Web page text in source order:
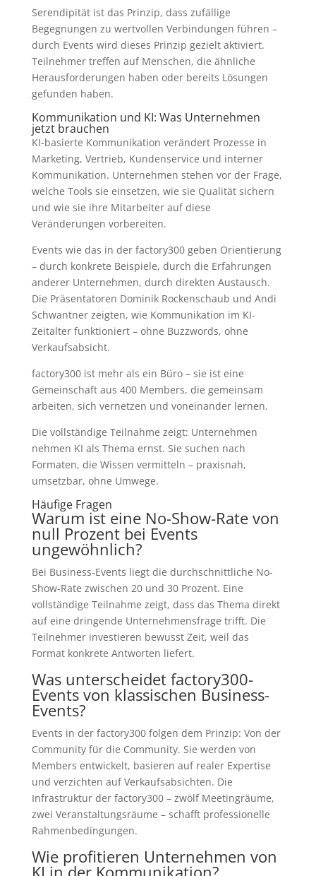
Serendipität ist das Prinzip, dass zufällige
Begegnungen zu wertvollen Verbindungen führen –
durch Events wird dieses Prinzip gezielt aktiviert.
Teilnehmer treffen auf Menschen, die ähnliche
Herausforderungen haben oder bereits Lösungen
gefunden haben.
Kommunikation und KI: Was Unternehmen
jetzt brauchen
KI-basierte Kommunikation verändert Prozesse in
Marketing, Vertrieb, Kundenservice und interner
Kommunikation. Unternehmen stehen vor der Frage,
welche Tools sie einsetzen, wie sie Qualität sichern
und wie sie ihre Mitarbeiter auf diese
Veränderungen vorbereiten.
Events wie das in der factory300 geben Orientierung
– durch konkrete Beispiele, durch die Erfahrungen
anderer Unternehmen, durch direkten Austausch.
Die Präsentatoren Dominik Rockenschaub und Andi
Schwantner zeigten, wie Kommunikation im KI-
Zeitalter funktioniert – ohne Buzzwords, ohne
Verkaufsabsicht.
factory300 ist mehr als ein Büro – sie ist eine
Gemeinschaft aus 400 Members, die gemeinsam
arbeiten, sich vernetzen und voneinander lernen.
Die vollständige Teilnahme zeigt: Unternehmen
nehmen KI als Thema ernst. Sie suchen nach
Formaten, die Wissen vermitteln – praxisnah,
umsetzbar, ohne Umwege.
Häufige Fragen
Warum ist eine No-Show-Rate von
null Prozent bei Events
ungewöhnlich?
Bei Business-Events liegt die durchschnittliche No-
Show-Rate zwischen 20 und 30 Prozent. Eine
vollständige Teilnahme zeigt, dass das Thema direkt
auf eine dringende Unternehmensfrage trifft. Die
Teilnehmer investieren bewusst Zeit, weil das
Format konkrete Antworten liefert.
Was unterscheidet factory300-
Events von klassischen Business-
Events?
Events in der factory300 folgen dem Prinzip: Von der
Community für die Community. Sie werden von
Members entwickelt, basieren auf realer Expertise
und verzichten auf Verkaufsabsichten. Die
Infrastruktur der factory300 – zwölf Meetingräume,
zwei Veranstaltungsräume – schafft professionelle
Rahmenbedingungen.
Wie profitieren Unternehmen von
KI in der Kommunikation?